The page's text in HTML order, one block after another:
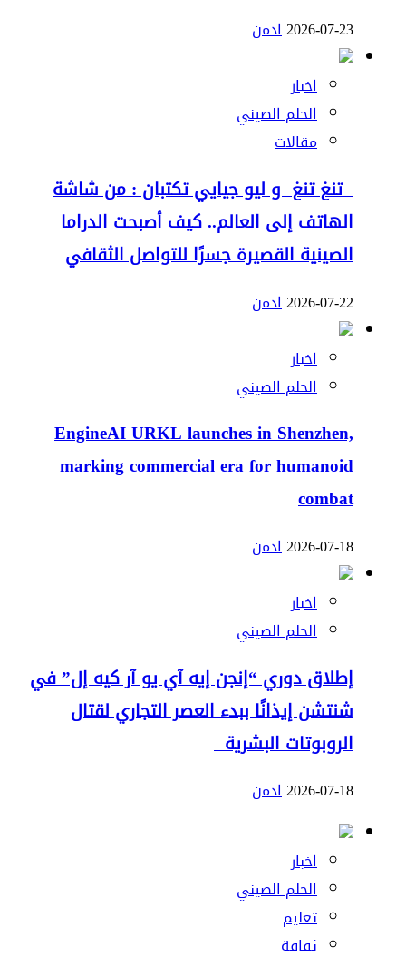
2026-07-23ادمن
اخبار
الحلم الصيني
مقالات
تنغ تنغ و ليو جيايي تكتبان : من شاشة
الهاتف إلى العالم.. كيف أصبحت الدراما
الصينية القصيرة جسرًا للتواصل الثقافي
2026-07-22ادمن
اخبار
الحلم الصيني
EngineAI URKL launches in Shenzhen,
marking commercial era for humanoid
combat
2026-07-18ادمن
اخبار
الحلم الصيني
إطلاق دوري “إنجن إيه آي يو آر كيه إل” في
شنتشن إيذانًا ببدء العصر التجاري لقتال
الروبوتات البشرية
2026-07-18ادمن
اخبار
الحلم الصيني
تعليم
ثقافة